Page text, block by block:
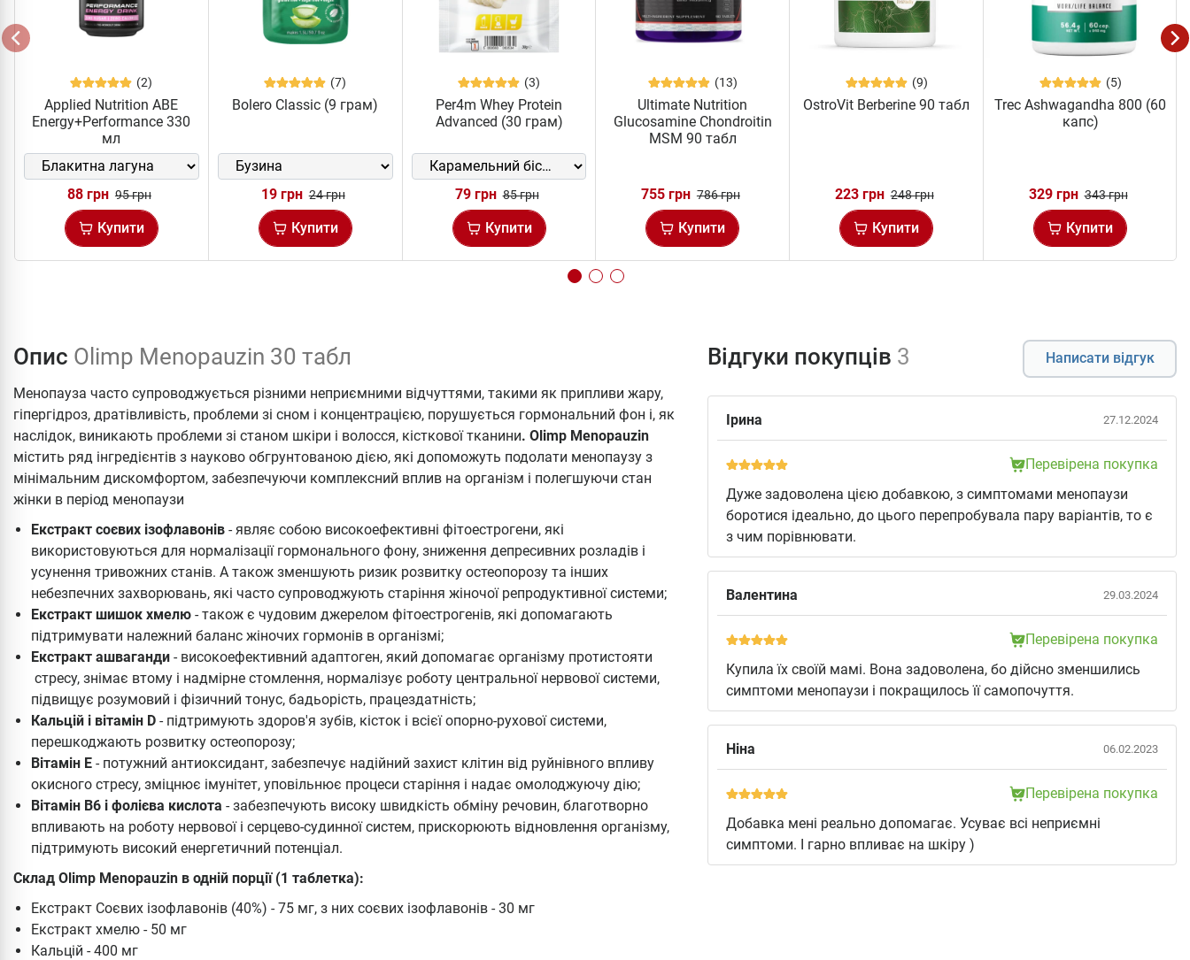
(2)
Applied Nutrition ABE
Energy+Performance 330
мл
88 грн 95 грн
Купити
(7)
Bolero Classic (9 грам)
19 грн 24 грн
Купити
(3)
Per4m Whey Protein
Advanced (30 грам)
79 грн 85 грн
Купити
(13)
Ultimate Nutrition
Glucosamine Chondroitin
MSM 90 табл
755 грн 786 грн
Купити
(9)
OstroVit Berberine 90 табл
223 грн 248 грн
Купити
(5)
Trec Ashwagandha 800 (60
капс)
329 грн 343 грн
Купити
Опис Olimp Menopauzin 30 табл
Менопауза часто супроводжується різними неприємними відчуттями, такими як припливи жару,
гіпергідроз, дратівливість, проблеми зі сном і концентрацією, порушується гормональний фон і, як
наслідок, виникають проблеми зі станом шкіри і волосся, кісткової тканини. Olimp Menopauzin
містить ряд інгредієнтів з науково обгрунтованою дією, які допоможуть подолати менопаузу з
мінімальним дискомфортом, забезпечуючи комплексний вплив на організм і полегшуючи стан
жінки в період менопаузи
Екстракт соєвих ізофлавонів - являє собою високоефективні фітоестрогени, які
використовуються для нормалізації гормонального фону, зниження депресивних розладів і
усунення тривожних станів. А також зменшують ризик розвитку остеопорозу та інших
небезпечних захворювань, які часто супроводжують старіння жіночої репродуктивної системи;
Екстракт шишок хмелю - також є чудовим джерелом фітоестрогенів, які допомагають
підтримувати належний баланс жіночих гормонів в організмі;
Екстракт ашваганди - високоефективний адаптоген, який допомагає організму протистояти
стресу, знімає втому і надмірне стомлення, нормалізує роботу центральної нервової системи,
підвищує розумовий і фізичний тонус, бадьорість, працездатність;
Кальцій і вітамін D - підтримують здоров'я зубів, кісток і всієї опорно-рухової системи,
перешкоджають розвитку остеопорозу;
Вітамін Е - потужний антиоксидант, забезпечує надійний захист клітин від руйнівного впливу
окисного стресу, зміцнює імунітет, уповільнює процеси старіння і надає омолоджуючу дію;
Вітамін В6 і фолієва кислота - забезпечують високу швидкість обміну речовин, благотворно
впливають на роботу нервової і серцево-судинної систем, прискорюють відновлення організму,
підтримують високий енергетичний потенціал.
Склад Olimp Menopauzin в одній порції (1 таблетка):
Екстракт Соєвих ізофлавонів (40%) - 75 мг, з них соєвих ізофлавонів - 30 мг
Екстракт хмелю - 50 мг
Кальцій - 400 мг
Відгуки покупців 3 Написати відгук
Ірина 27.12.2024
Перевірена покупка
Дуже задоволена цією добавкою, з симптомами менопаузи
боротися ідеально, до цього перепробувала пару варіантів, то є
з чим порівнювати.
Валентина 29.03.2024
Перевірена покупка
Купила їх своїй мамі. Вона задоволена, бо дійсно зменшились
симптоми менопаузи і покращилось її самопочуття.
Ніна 06.02.2023
Перевірена покупка
Добавка мені реально допомагає. Усуває всі неприємні
симптоми. І гарно впливає на шкіру )